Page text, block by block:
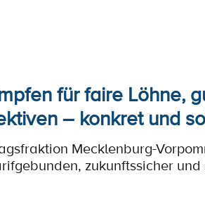
für faire Löhne,
– konkret und
Mecklenburg-
zukunftssicher